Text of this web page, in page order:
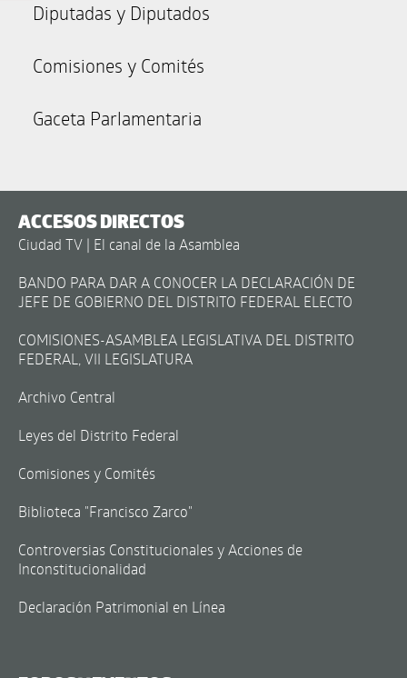
Diputadas y Diputados
Comisiones y Comités
Gaceta Parlamentaria
ACCESOS DIRECTOS
Ciudad TV | El canal de la Asamblea
BANDO PARA DAR A CONOCER LA DECLARACIÓN DE
JEFE DE GOBIERNO DEL DISTRITO FEDERAL ELECTO
COMISIONES-ASAMBLEA LEGISLATIVA DEL DISTRITO
FEDERAL, VII LEGISLATURA
Archivo Central
Leyes del Distrito Federal
Comisiones y Comités
Biblioteca "Francisco Zarco"
Controversias Constitucionales y Acciones de
Inconstitucionalidad
Declaración Patrimonial en Línea